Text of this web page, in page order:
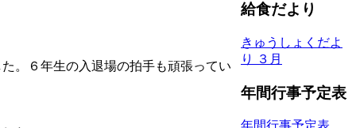
。６年生の入退場の拍手も頑張ってい
給食だより
きゅうしょくだよ
り ３月
年間行事予定表